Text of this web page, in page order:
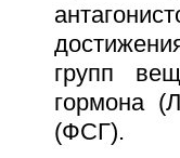
групп
гормона
(ФСГ).